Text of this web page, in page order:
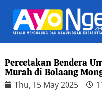
Percetakan Bendera
Murah di Bolaang
Thu, 15 May 2025